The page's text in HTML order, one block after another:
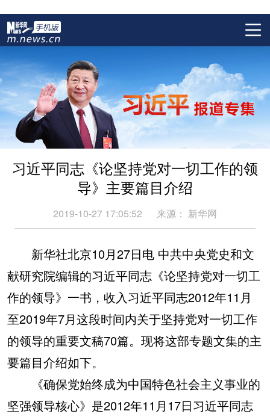
习近平同志《论坚持党对一切工作的领
导》主要篇目介绍
2019-10-27 17:05:52 来源： 新华网
新华社北京10月27日电 中共中央党史和文
献研究院编辑的习近平同志《论坚持党对一切工
作的领导》一书，收入习近平同志2012年11月
至2019年7月这段时间内关于坚持党对一切工作
的领导的重要文稿70篇。现将这部专题文集的主
要篇目介绍如下。
《确保党始终成为中国特色社会主义事业的
坚强领导核心》是2012年11月17日习近平同志